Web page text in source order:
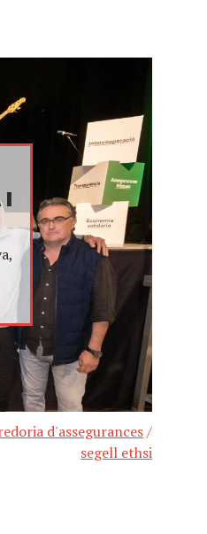
I
d'assegurances/
segell ethsi